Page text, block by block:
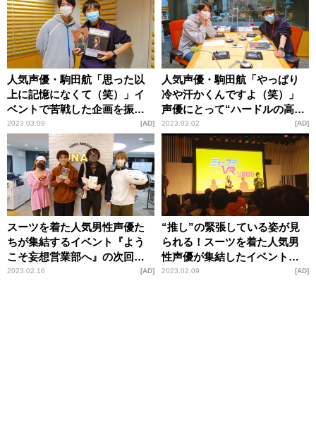
人気声優・駒田航「思った以
上に記憶になくて（笑）」イ
ベントで苦戦した企画を振り
返る
2023.03.09 AD
人気声優・駒田航「やっぱり
冷や汗かくんですよ（笑）」
声優にとって“ハードルの高
い”企画の面白さを語る
2023.03.02 AD
スーツを着た人気男性声優た
ちが集結するイベント『よう
こそ妄想営業部へ』の次回開
催が決定！3月には
2023.02.16 AD
“推し”の緊張している姿が見
られる！スーツを着た人気男
性声優が集結したイベントが
期間限定で放送＆配信決定
2023.02.09 AD